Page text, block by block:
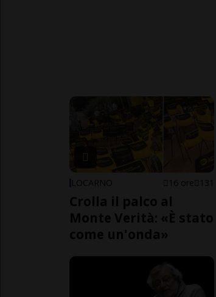
LOCARNO 16 ore 131
Crolla il palco al
Monte Verità: «È stato
come un'onda»